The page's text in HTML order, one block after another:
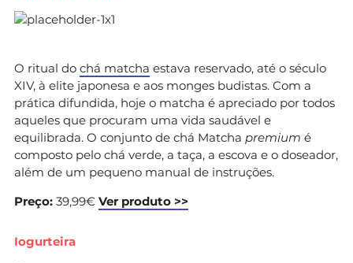
O ritual do chá matcha estava reservado, até o século
XIV, à elite japonesa e aos monges budistas. Com a
prática difundida, hoje o matcha é apreciado por todos
aqueles que procuram uma vida saudável e
equilibrada. O conjunto de chá Matcha premium é
composto pelo chá verde, a taça, a escova e o doseador,
além de um pequeno manual de instruções.
Preço: 39,99€ Ver produto >>
Iogurteira